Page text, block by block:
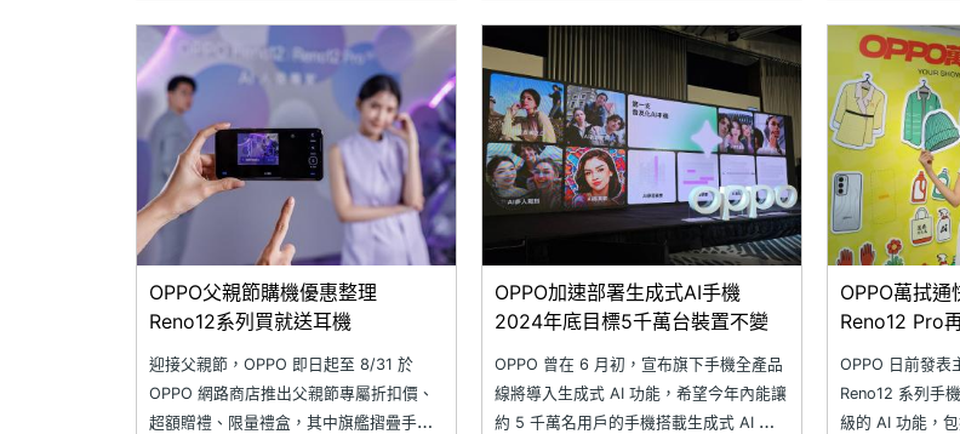
傳出剛發表的 Find
游刃有餘。隨著 OPPO R
常手機體驗。
OPPO父親節購機優惠整理
Reno12系列買就送耳機
迎接父親節，OPPO 即日起至 8/31 於
OPPO 網路商店推出父親節專屬折扣價、
超額贈禮、限量禮盒，其中旗艦摺疊手機
OPPO加速部署生成式AI手機
2024年底目標5千萬台裝置不變
OPPO 曾在 6 月初，宣布旗下手機全產品
線將導入生成式 AI 功能，希望今年內能讓
約 5 千萬名用戶的手機搭載生成式 AI 功
OPPO萬拭
Reno12 Pro
OPPO 日前發表
Reno12 系列手
級的 AI 功能，